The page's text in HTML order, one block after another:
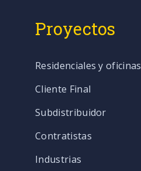
Proyectos
Residenciales y oficinas
Cliente Final
Subdistribuidor
Contratistas
Industrias